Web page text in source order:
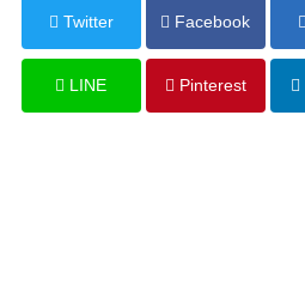
Twitter Facebook
LINE Pinterest